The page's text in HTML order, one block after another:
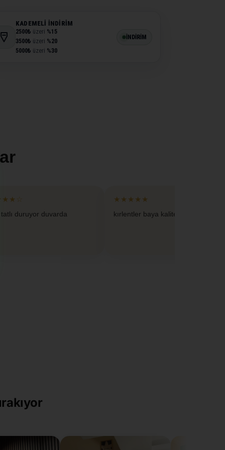
KADEMELI İNDIRIM
2500₺ üzeri %15
3500₺ üzeri %20
5000₺ üzeri %30
İNDİRİM
tatlı duruyor duvarda
★★★★★
kırlentler baya kaliteliymis